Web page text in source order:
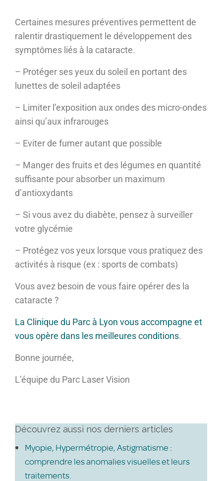
Certaines mesures préventives permettent de
ralentir drastiquement le développement des
symptômes liés à la cataracte.
– Protéger ses yeux du soleil en portant des
lunettes de soleil adaptées
– Limiter l’exposition aux ondes des micro-ondes
ainsi qu’aux infrarouges
– Eviter de fumer autant que possible
– Manger des fruits et des légumes en quantité
suffisante pour absorber un maximum
d’antioxydants
– Si vous avez du diabète, pensez à surveiller
votre glycémie
– Protégez vos yeux lorsque vous pratiquez des
activités à risque (ex : sports de combats)
Vous avez besoin de vous faire opérer des la
cataracte ?
La Clinique du Parc à Lyon vous accompagne et
vous opère dans les meilleures conditions.
Bonne journée,
L’équipe du Parc Laser Vision
Découvrez aussi nos derniers articles
Myopie, Hypermétropie, Astigmatisme :
comprendre les anomalies visuelles et leurs
traitements.